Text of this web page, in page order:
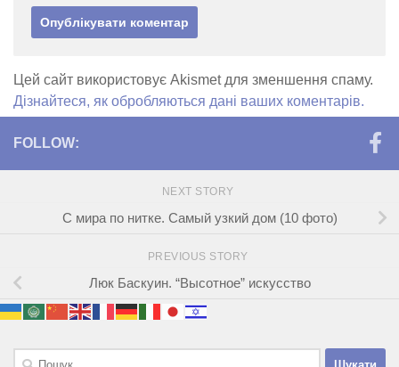
Цей сайт використовує Akismet для зменшення спаму.
Дізнайтеся, як обробляються дані ваших коментарів.
FOLLOW:
NEXT STORY
С мира по нитке. Самый узкий дом (10 фото)
PREVIOUS STORY
Люк Баскуин. “Высотное” искусство
Пошук: